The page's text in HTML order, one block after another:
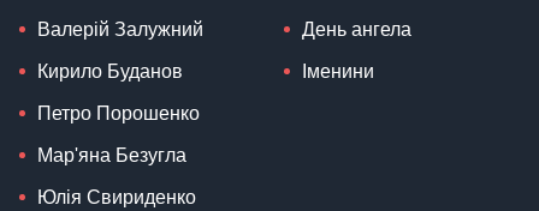
Валерій Залужний
Кирило Буданов
Петро Порошенко
Мар'яна Безугла
Юлія Свириденко
День ангела
Іменини